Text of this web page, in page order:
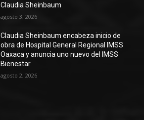
Claudia Sheinbaum
agosto 3, 2026
Claudia Sheinbaum encabeza inicio de
obra de Hospital General Regional IMSS
Oaxaca y anuncia uno nuevo del IMSS
Bienestar
agosto 2, 2026